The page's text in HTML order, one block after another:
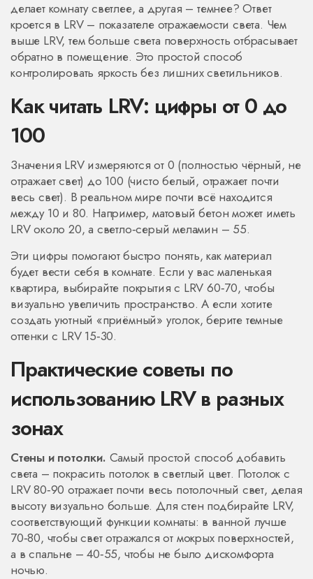
делает комнату светлее, а другая – темнее? Ответ
кроется в LRV – показателе отражаемости света. Чем
выше LRV, тем больше света поверхность отбрасывает
обратно в помещение. Это простой способ
контролировать яркость без лишних светильников.
Как читать LRV: цифры от 0 до
100
Значения LRV измеряются от 0 (полностью чёрный, не
отражает свет) до 100 (чисто белый, отражает почти
весь свет). В реальном мире почти всё находится
между 10 и 80. Например, матовый бетон может иметь
LRV около 20, а светло‑серый меламин – 55.
Эти цифры помогают быстро понять, как материал
будет вести себя в комнате. Если у вас маленькая
квартира, выбирайте покрытия с LRV 60‑70, чтобы
визуально увеличить пространство. А если хотите
создать уютный «приёмный» уголок, берите темные
оттенки с LRV 15‑30.
Практические советы по
использованию LRV в разных
зонах
Стены и потолки. Самый простой способ добавить
света – покрасить потолок в светлый цвет. Потолок с
LRV 80‑90 отражает почти весь потолочный свет, делая
высоту визуально больше. Для стен подбирайте LRV,
соответствующий функции комнаты: в ванной лучше
70‑80, чтобы свет отражался от мокрых поверхностей,
а в спальне – 40‑55, чтобы не было дискомфорта
ночью.